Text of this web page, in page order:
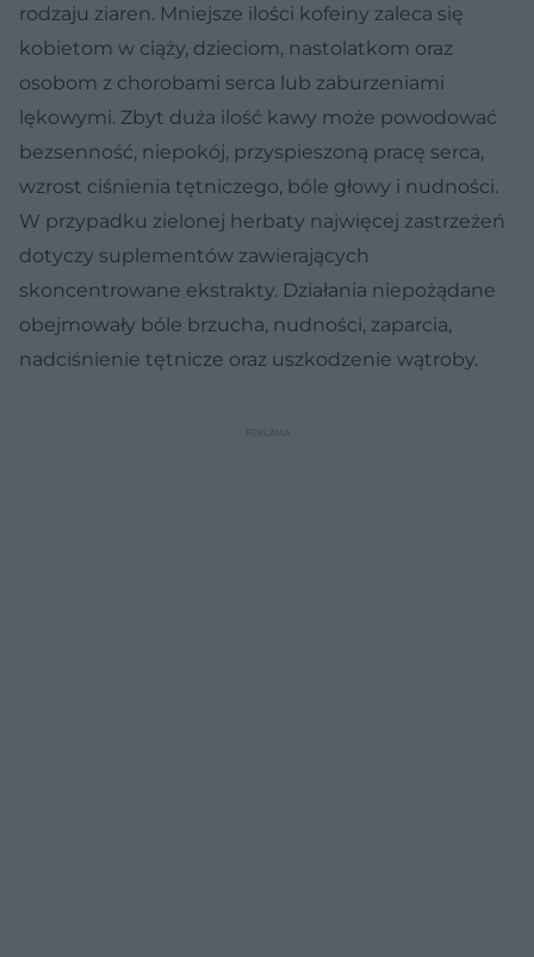
rodzaju ziaren. Mniejsze ilości kofeiny zaleca się
kobietom w ciąży, dzieciom, nastolatkom oraz
osobom z chorobami serca lub zaburzeniami
lękowymi. Zbyt duża ilość kawy może powodować
bezsenność, niepokój, przyspieszoną pracę serca,
wzrost ciśnienia tętniczego, bóle głowy i nudności.
W przypadku zielonej herbaty najwięcej zastrzeżeń
dotyczy suplementów zawierających
skoncentrowane ekstrakty. Działania niepożądane
obejmowały bóle brzucha, nudności, zaparcia,
nadciśnienie tętnicze oraz uszkodzenie wątroby.